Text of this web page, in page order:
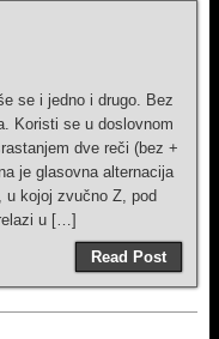
se i jedno i drugo. Bez
Koristi se u doslovnom
dve reči (bez +
je glasovna alternacija
u kojoj zvučno Z, pod
u […]
Read Post